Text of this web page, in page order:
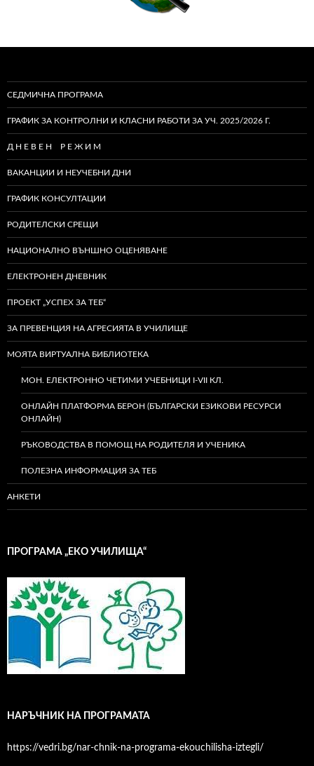
СЕДМИЧНА ПРОГРАМА
ГРАФИК ЗА КОНТРОЛНИ И КЛАСНИ РАБОТИ ЗА УЧ. 2025/2026 Г.
Д Н Е В Е Н Р Е Ж И М
ВАКАНЦИИ И НЕУЧЕБНИ ДНИ
ГРАФИК КОНСУЛТАЦИИ
РОДИТЕЛСКИ СРЕЩИ
НАЦИОНАЛНО ВЪНШНО ОЦЕНЯВАНЕ
ЕЛЕКТРОНЕН ДНЕВНИК
ПРОЕКТ „УСПЕХ ЗА ТЕБ“
ЗА ПРЕВЕНЦИЯ НА АГРЕСИЯТА В УЧИЛИЩЕ
МОЯТА ВИРТУАЛНА БИБЛИОТЕКА
МОН. ЕЛЕКТРОННО ЧЕТИМИ УЧЕБНИЦИ I-VII КЛ.
ОНЛАЙН ПЛАТФОРМА БЕРОН (БЪЛГАРСКИ ЕЗИКОВИ РЕСУРСИ
ОНЛАЙН)
РЪКОВОДСТВА В ПОМОЩ НА РОДИТЕЛЯ И УЧЕНИКА
ПОЛЕЗНА ИНФОРМАЦИЯ ЗА ТЕБ
АНКЕТИ
ПРОГРАМА „ЕКО УЧИЛИЩА“
НАРЪЧНИК НА ПРОГРАМАТА
https://vedri.bg/nar-chnik-na-programa-ekouchilisha-iztegli/